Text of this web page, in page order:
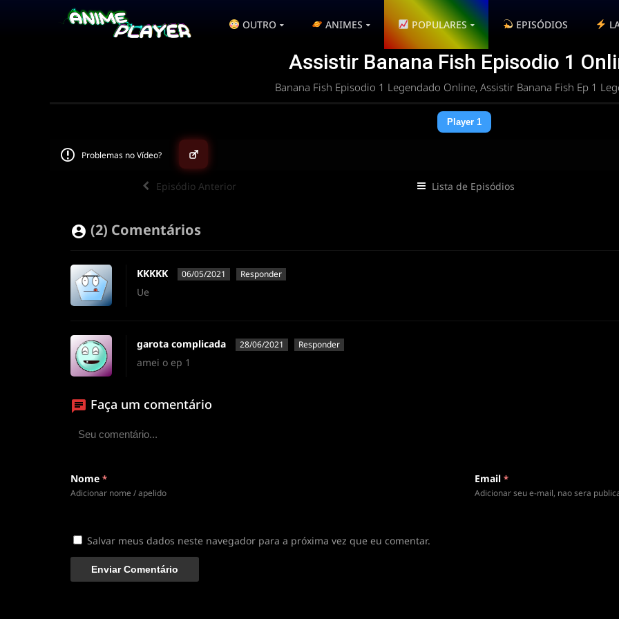
OUTRO ANIMES POPULARES EPISÓDIOS
Assistir Banana Fish Episodio 1
Banana Fish Episodio 1 Legendado Online, Assistir Banana Fish Ep 1
Player 1
▶
Clique para assistir
Conectando ao servidor de vídeo com a melhor rota
Problemas no Vídeo?
Episódio Anterior Lista de Episódios
(2) Comentários
KKKKK 06/05/2021 Responder
Ue
garota complicada 28/06/2021 Responder
amei o ep 1
Faça um comentário
Nome *
Adicionar nome / apelido
Email *
Adicionar seu e-mail, nao sera
Salvar meus dados neste navegador para a próxima vez que eu comentar.